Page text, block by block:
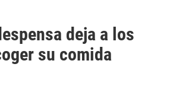
deja a los
su comida